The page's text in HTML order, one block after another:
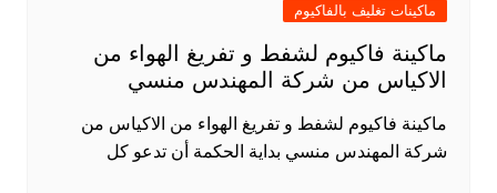
ماكينات تغليف بالفاكيوم
ماكينة فاكيوم لشفط و تفريغ الهواء من
الاكياس من شركة المهندس منسي
ماكينة فاكيوم لشفط و تفريغ الهواء من الاكياس من
شركة المهندس منسي بداية الحكمة أن تدعو كل